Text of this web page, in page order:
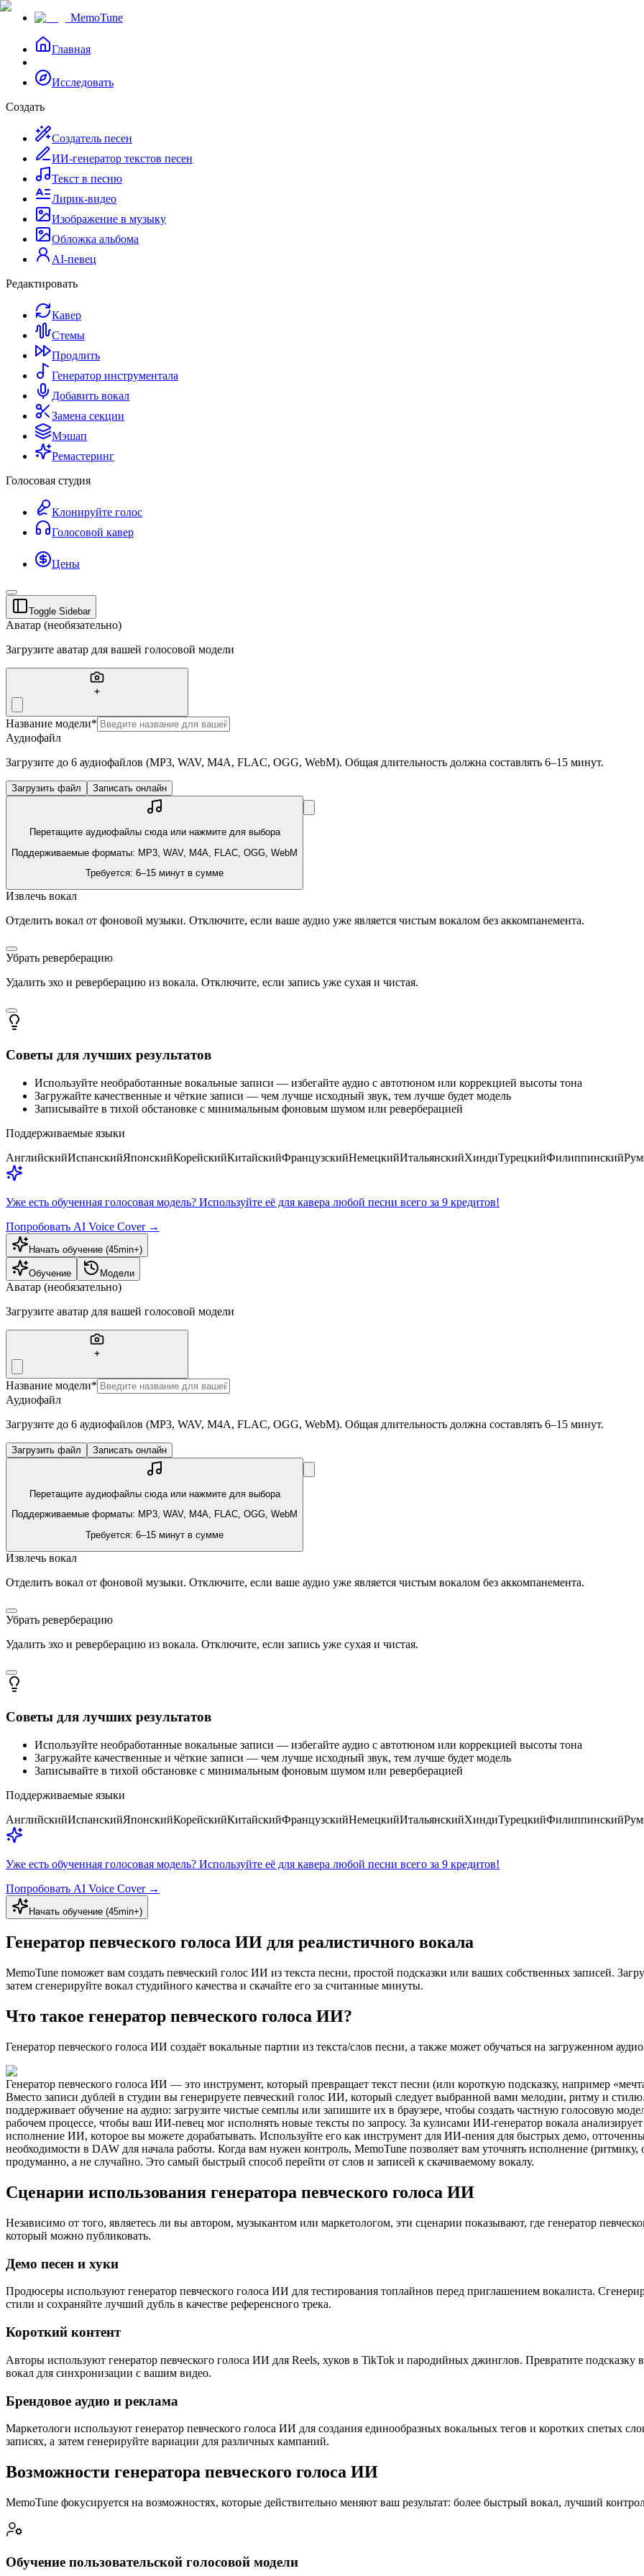
MemoTune
Главная
Исследовать
Создать
Создатель песен
ИИ-генератор текстов песен
Текст в песню
Лирик-видео
Изображение в музыку
Обложка альбома
AI-певец
Редактировать
Кавер
Стемы
Продлить
Генератор инструментала
Добавить вокал
Замена секции
Мэшап
Ремастеринг
Голосовая студия
Клонируйте голос
Голосовой кавер
Цены
Toggle Sidebar
Аватар (необязательно)
Загрузите аватар для вашей голосовой модели
Название модели*
Аудиофайл
Загрузите до 6 аудиофайлов (MP3, WAV, M4A, FLAC, OGG, WebM). Общая длительность должна составлять 6–15 минут.
Загрузить файл Записать онлайн
Перетащите аудиофайлы сюда или нажмите для выбора
Поддерживаемые форматы: MP3, WAV, M4A, FLAC, OGG, WebM
Требуется: 6–15 минут в сумме
Извлечь вокал
Отделить вокал от фоновой музыки. Отключите, если ваше аудио уже является чистым вокалом без аккомпанемента.
Убрать реверберацию
Удалить эхо и реверберацию из вокала. Отключите, если запись уже сухая и чистая.
Советы для лучших результатов
Используйте необработанные вокальные записи — избегайте аудио с автотюном или коррекцией высоты тона
Загружайте качественные и чёткие записи — чем лучше исходный звук, тем лучше будет модель
Записывайте в тихой обстановке с минимальным фоновым шумом или реверберацией
Поддерживаемые языки
АнглийскийИспанскийЯпонскийКорейскийКитайскийФранцузскийНемецкийИтальянскийХиндиТурецкийФилиппинский
Уже есть обученная голосовая модель? Используйте её для кавера любой песни всего за 9 кредитов!
Попробовать AI Voice Cover→
Начать обучение (45min+)
Обучение Модели
Аватар (необязательно)
Загрузите аватар для вашей голосовой модели
Название модели*
Аудиофайл
Загрузите до 6 аудиофайлов (MP3, WAV, M4A, FLAC, OGG, WebM). Общая длительность должна составлять 6–15 минут.
Загрузить файл Записать онлайн
Перетащите аудиофайлы сюда или нажмите для выбора
Поддерживаемые форматы: MP3, WAV, M4A, FLAC, OGG, WebM
Требуется: 6–15 минут в сумме
Извлечь вокал
Отделить вокал от фоновой музыки. Отключите, если ваше аудио уже является чистым вокалом без аккомпанемента.
Убрать реверберацию
Удалить эхо и реверберацию из вокала. Отключите, если запись уже сухая и чистая.
Советы для лучших результатов
Используйте необработанные вокальные записи — избегайте аудио с автотюном или коррекцией высоты тона
Загружайте качественные и чёткие записи — чем лучше исходный звук, тем лучше будет модель
Записывайте в тихой обстановке с минимальным фоновым шумом или реверберацией
Поддерживаемые языки
АнглийскийИспанскийЯпонскийКорейскийКитайскийФранцузскийНемецкийИтальянскийХиндиТурецкийФилиппинский
Уже есть обученная голосовая модель? Используйте её для кавера любой песни всего за 9 кредитов!
Попробовать AI Voice Cover→
Начать обучение (45min+)
Генератор певческого голоса ИИ для реалистичного вокала
MemoTune поможет вам создать певческий голос ИИ из текста песни, простой подсказки или ваших собственных записей.
затем сгенерируйте вокал студийного качества и скачайте его за считанные минуты.
Что такое генератор певческого голоса ИИ?
Генератор певческого голоса ИИ создаёт вокальные партии из текста/слов песни, а также может обучаться на загруженном
Генератор певческого голоса ИИ — это инструмент, который превращает текст песни (или короткую подсказку, например
Вместо записи дублей в студии вы генерируете певческий голос ИИ, который следует выбранной вами мелодии, ритму и
поддерживает обучение на аудио: загрузите чистые семплы или запишите их в браузере, чтобы создать частную голосовую
рабочем процессе, чтобы ваш ИИ-певец мог исполнять новые тексты по запросу. За кулисами ИИ-генератор вокала анализирует
исполнение ИИ, которое вы можете дорабатывать. Используйте его как инструмент для ИИ-пения для быстрых демо,
необходимости в DAW для начала работы. Когда вам нужен контроль, MemoTune позволяет вам уточнять исполнение
продуманно, а не случайно. Это самый быстрый способ перейти от слов и записей к скачиваемому вокалу.
Сценарии использования генератора певческого голоса ИИ
Независимо от того, являетесь ли вы автором, музыкантом или маркетологом, эти сценарии показывают, где генератор
который можно публиковать.
Демо песен и хуки
Продюсеры используют генератор певческого голоса ИИ для тестирования топлайнов перед приглашением вокалиста.
стили и сохраняйте лучший дубль в качестве референсного трека.
Короткий контент
Авторы используют генератор певческого голоса ИИ для Reels, хуков в TikTok и пародийных джинглов. Превратите
вокал для синхронизации с вашим видео.
Брендовое аудио и реклама
Маркетологи используют генератор певческого голоса ИИ для создания единообразных вокальных тегов и коротких спетых
записях, а затем генерируйте вариации для различных кампаний.
Возможности генератора певческого голоса ИИ
MemoTune фокусируется на возможностях, которые действительно меняют ваш результат: более быстрый вокал, лучший
Обучение пользовательской голосовой модели